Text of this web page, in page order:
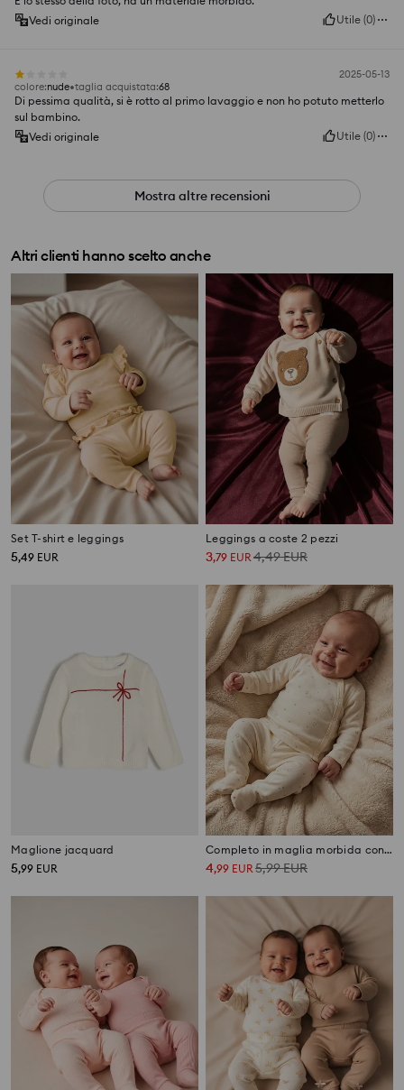
Vedi originale
Utile (0)
2025-05-13
colore:nude taglia acquistata:68
Di pessima qualità, si è rotto al primo lavaggio e non ho potuto metterlo
sul bambino.
Vedi originale
Utile (0)
Mostra altre recensioni
Altri clienti hanno scelto anche
Set T-shirt e leggings
5,49 EUR
Leggings a coste 2 pezzi
3,79 EUR4,49EUR
Maglione jacquard
5,99 EUR
Completo in maglia morbida con chiusura incrociata
4,99 EUR 5,99EUR